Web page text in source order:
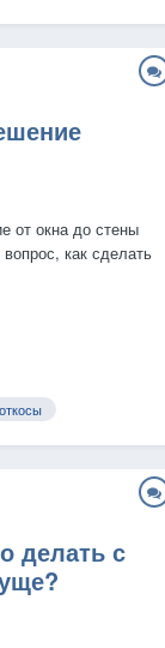
от окна до стены
как сделать
делать с